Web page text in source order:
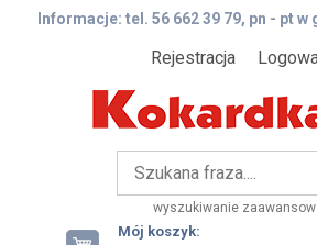
Informacje: tel. 56 662 39 79, pn - pt
Rejestracja
wyszukiwanie
Mój koszyk: